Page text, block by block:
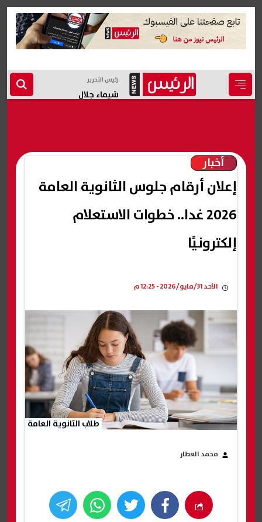
رئيس التحرير
شيماء جلال
أخبار
إعلان أرقام جلوس الثانوية العامة
2026 غدا.. خطوات الاستعلام
إلكترونيًا
الأحد 31/مايو/2026 - 12:25 م
طلاب الثانوية العامة
محمد العطار